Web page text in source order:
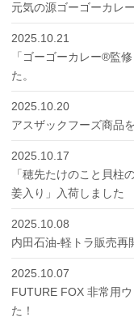
元気の源ゴーゴーカレ
2025.10.21
「ゴーゴーカレー®監
た。
2025.10.20
アスザックフーズ商品
2025.10.17
「穂先たけのこと貝柱
姜入り」入荷しました
2025.10.08
内田石油-軽トラ販売再
2025.10.07
FUTURE FOX 非常用
た！